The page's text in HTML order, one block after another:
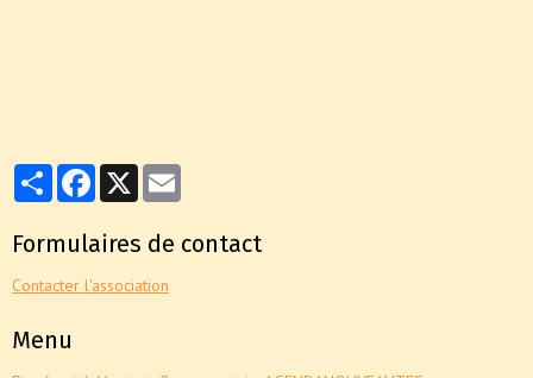
PartagerFacebook
X
Formulaires de contact
Contacter l'association
Menu